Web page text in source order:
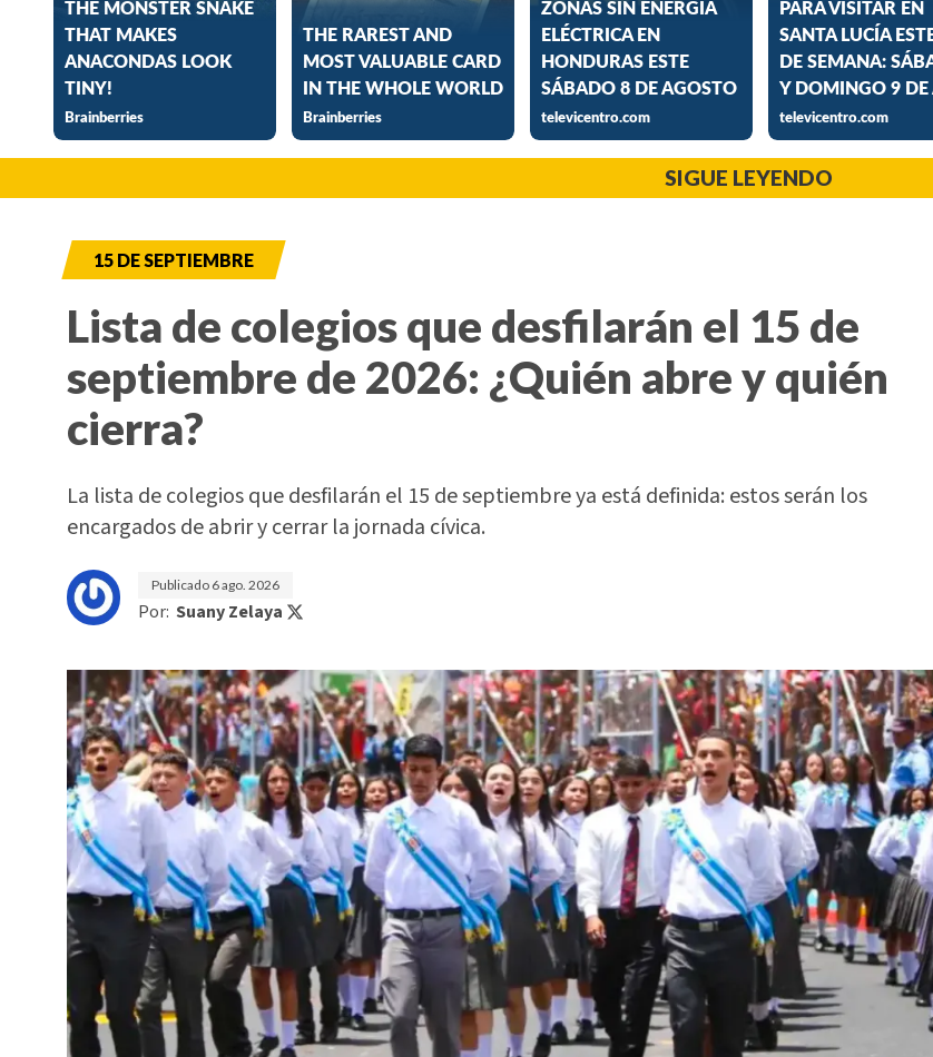
SIGUE LEYENDO
15 DE SEPTIEMBRE
Lista de colegios que desfilarán el 15 de
septiembre de 2026: ¿Quién abre y quién
cierra?
La lista de colegios que desfilarán el 15 de septiembre ya está definida: estos serán los
encargados de abrir y cerrar la jornada cívica.
Publicado 6 ago. 2026
Por: Suany Zelaya